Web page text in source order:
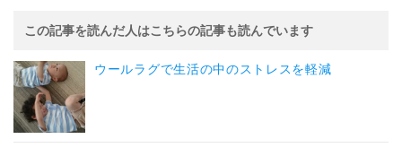
この記事を読んだ人はこちらの記事も読んでいます
ウールラグで生活の中のストレスを軽減